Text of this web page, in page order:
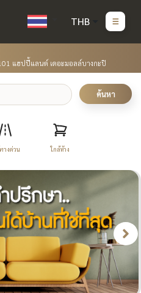
THB
แฮปปี้แลนด์ เดอะมอลล์บางกะปิ
ค้นหา
างด่วน ใกล้ห้าง